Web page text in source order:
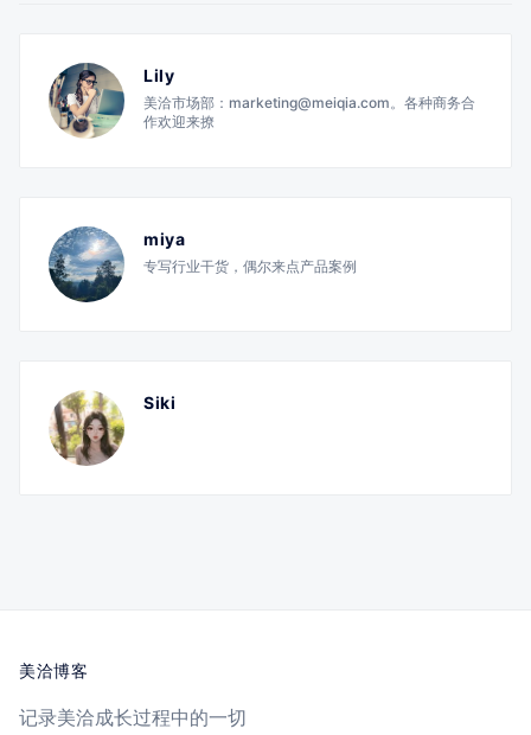
Lily
美洽市场部：marketing@meiqia.com。各种商务合
作欢迎来撩
miya
专写行业干货，偶尔来点产品案例
Siki
美洽博客
记录美洽成长过程中的一切